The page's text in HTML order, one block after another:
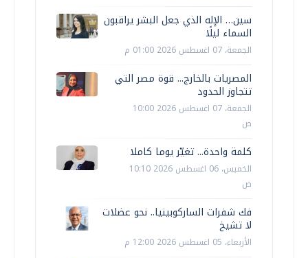
سين… الإله الذي جعل البشر يراقبون
السماء ليلًا
الجمعة، 07 اغسطس 2026 01:00 م
المصريات بالخارج... قوة مصر التي
تتجاوز الحدود
الجمعة، 07 اغسطس 2026 10:00
ص
كلمة واحدة... تغيّر يوما كاملا
الخميس، 06 اغسطس 2026 10:10
ص
فك شفرات الساركوبينيا.. نحو عضلات
لا تشيخ
الأربعاء، 05 اغسطس 2026 12:00 م